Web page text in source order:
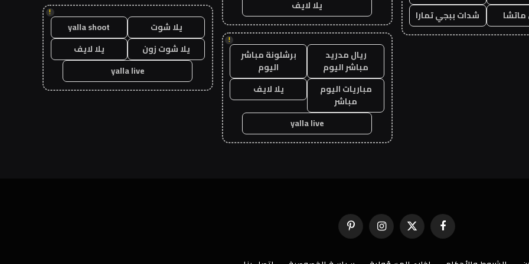
شدات ببجي تمارا
يلا لايف
!
ريال مدريد
مباشر اليوم
برشلونة مباشر
اليوم
مباريات اليوم
مباشر
يلا لايف
yalla live
!
يلا شوت
yalla shoot
يلا شوت زون
يلا لايف
yalla live
فيسبوك X
(Twitter)
الانستغرامبينتيريست